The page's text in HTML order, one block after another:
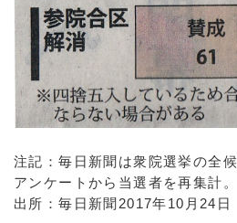
注記：毎日新聞は衆院選挙の全
アンケートから当選者を再集計。
出所：毎日新聞2017年10月24日